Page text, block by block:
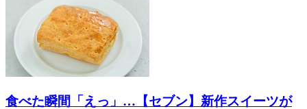
食べた瞬間「えっ」…【セブン】新作スイーツが